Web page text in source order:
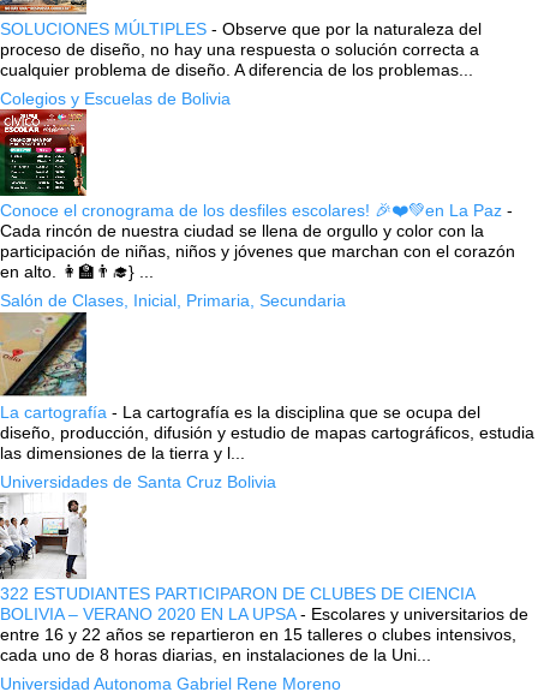
SOLUCIONES MÚLTIPLES - Observe que por la naturaleza del
proceso de diseño, no hay una respuesta o solución correcta a
cualquier problema de diseño. A diferencia de los problemas...
Colegios y Escuelas de Bolivia
Conoce el cronograma de los desfiles escolares! 🎉❤️💚en La Paz -
Cada rincón de nuestra ciudad se llena de orgullo y color con la
participación de niñas, niños y jóvenes que marchan con el corazón
en alto. 👩‍🏫👨‍🎓} ...
Salón de Clases, Inicial, Primaria, Secundaria
La cartografía - La cartografía es la disciplina que se ocupa del
diseño, producción, difusión y estudio de mapas cartográficos, estudia
las dimensiones de la tierra y l...
Universidades de Santa Cruz Bolivia
322 ESTUDIANTES PARTICIPARON DE CLUBES DE CIENCIA
BOLIVIA – VERANO 2020 EN LA UPSA- Escolares y universitarios de
entre 16 y 22 años se repartieron en 15 talleres o clubes intensivos,
cada uno de 8 horas diarias, en instalaciones de la Uni...
Universidad Autonoma Gabriel Rene Moreno